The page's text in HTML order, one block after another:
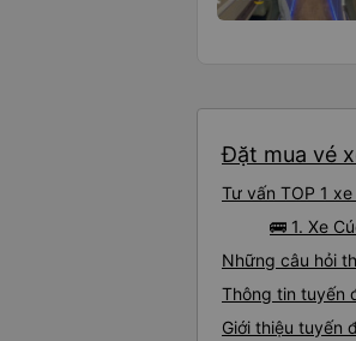
Đặt mua vé
Tư vấn TOP 1
🚌 1. Xe
Những câu hỏi
Thông tin tuyến
Giới thiệu tuyến